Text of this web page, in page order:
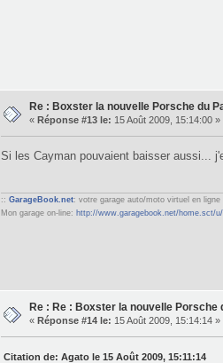
Re : Boxster la nouvelle Porsche du
« Réponse #13 le: 15 Août 2009, 15:14:00 »
Si les Cayman pouvaient baisser aussi...
:: GarageBook.net: votre garage auto/moto virtuel en
Mon garage on-line: http://www.garagebook.net/home.sct/
Re : Re : Boxster la nouvelle Porsche
« Réponse #14 le: 15 Août 2009, 15:14:14 »
Citation de: Agato le 15 Août 2009, 15:11:14